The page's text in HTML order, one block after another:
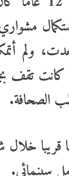
ولم
تقف
الصحافة.
قريبا خلال